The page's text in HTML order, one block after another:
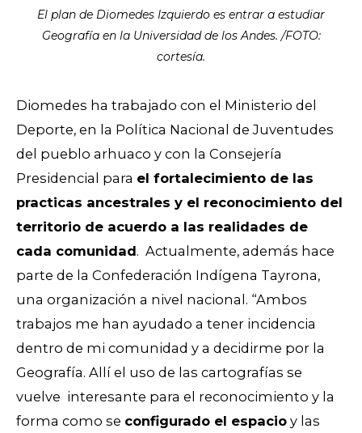
El plan de Diomedes Izquierdo es entrar a estudiar
Geografía en la Universidad de los Andes. /FOTO:
cortesía.
Diomedes ha trabajado con el Ministerio del
Deporte, en la Política Nacional de Juventudes
del pueblo arhuaco y con la Consejería
Presidencial para el fortalecimiento de las
practicas ancestrales y el reconocimiento del
territorio de acuerdo a las realidades de
cada comunidad. Actualmente, además hace
parte de la Confederación Indígena Tayrona,
una organización a nivel nacional. “Ambos
trabajos me han ayudado a tener incidencia
dentro de mi comunidad y a decidirme por la
Geografía. Allí el uso de las cartografías se
vuelve interesante para el reconocimiento y la
forma como se configurado el espacio y las